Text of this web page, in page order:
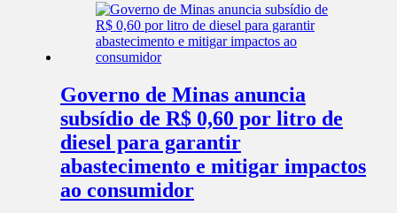
Governo de Minas anuncia
subsídio de R$ 0,60 por litro de
diesel para garantir
abastecimento e mitigar impactos
ao consumidor